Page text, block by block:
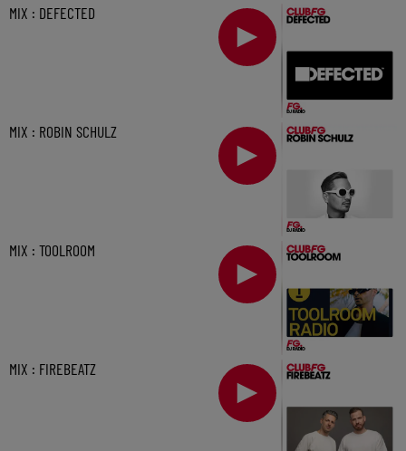
MIX : DEFECTED
MIX : ROBIN SCHULZ
MIX : TOOLROOM
MIX : FIREBEATZ